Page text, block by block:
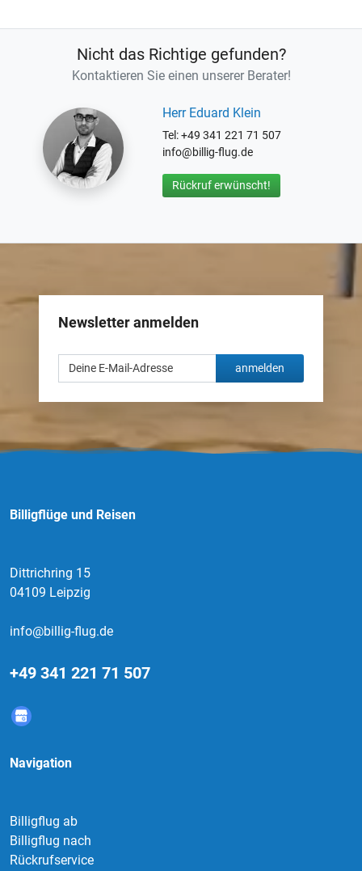
Nicht das Richtige gefunden?
Kontaktieren Sie einen unserer Berater!
Herr Eduard Klein
Tel: +49 341 221 71 507
info@billig-flug.de
Rückruf erwünscht!
Newsletter anmelden
anmelden
Billigflüge und Reisen
Dittrichring 15
04109 Leipzig
info@billig-flug.de
+49 341 221 71 507
Navigation
Billigflug ab
Billigflug nach
Rückrufservice